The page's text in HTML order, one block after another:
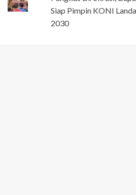
Siap Pimpin KONI
2030